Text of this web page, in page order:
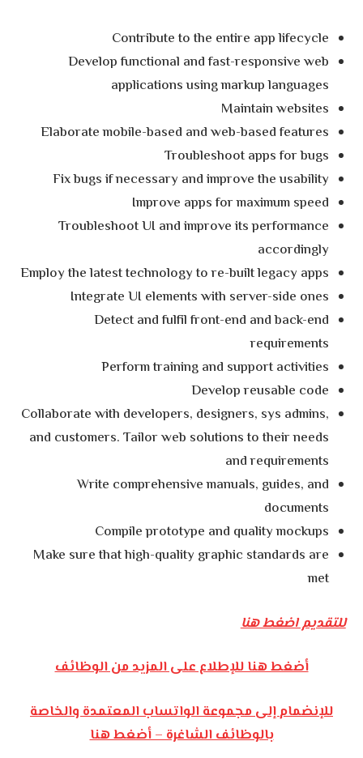
Contribute to the entire app lifecycle
Develop functional and fast-responsive web
applications using markup languages
Maintain websites
Elaborate mobile-based and web-based features
Troubleshoot apps for bugs
Fix bugs if necessary and improve the usability
Improve apps for maximum speed
Troubleshoot UI and improve its performance
accordingly
Employ the latest technology to re-built legacy apps
Integrate UI elements with server-side ones
Detect and fulfil front-end and back-end
requirements
Perform training and support activities
Develop reusable code
Collaborate with developers, designers, sys admins,
and customers. Tailor web solutions to their needs
and requirements
Write comprehensive manuals, guides, and
documents
Compile prototype and quality mockups
Make sure that high-quality graphic standards are
met
للتقديم اضغط هنا
أضغط هنا للإطلاع على المزيد من الوظائف
للإنضمام إلى مجموعة الواتساب المعتمدة والخاصة
بالوظائف الشاغرة – أضغط هنا